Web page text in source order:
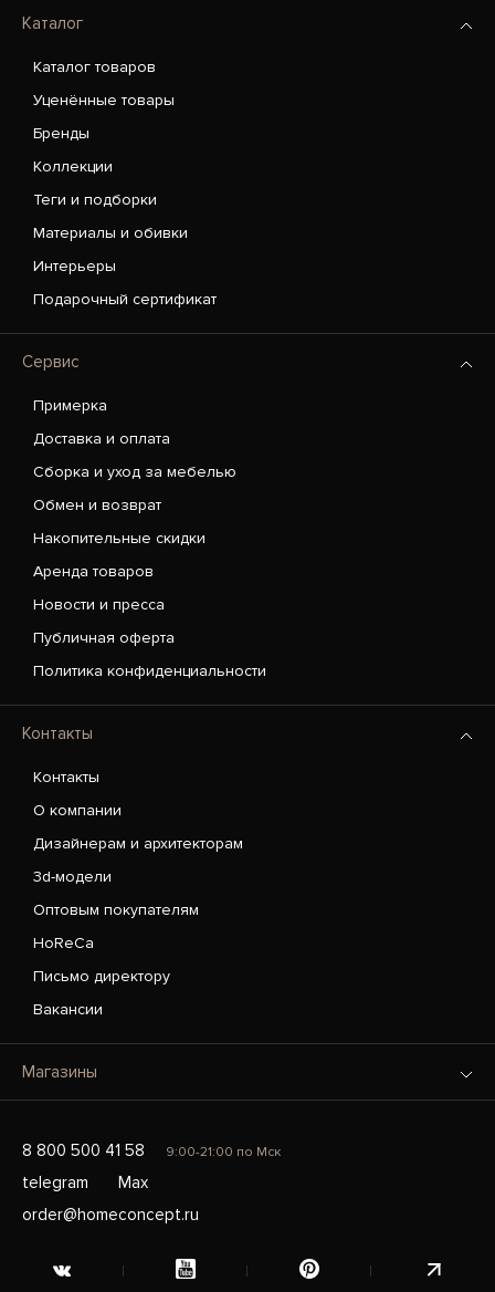
Каталог
Каталог товаров
Уценённые товары
Бренды
Коллекции
Теги и подборки
Материалы и обивки
Интерьеры
Подарочный сертификат
Сервис
Примерка
Доставка и оплата
Сборка и уход за мебелью
Обмен и возврат
Накопительные скидки
Аренда товаров
Новости и пресса
Публичная оферта
Политика конфиденциальности
Контакты
Контакты
О компании
Дизайнерам и архитекторам
3d-модели
Оптовым покупателям
HoReCa
Письмо директору
Вакансии
Магазины
8 800 500 41 58 9:00-21:00 по Мск
telegram
Max
order@homeconcept.ru